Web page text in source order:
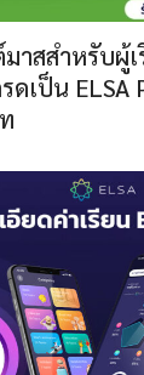
าสสำหรับผู้
ดเป็น